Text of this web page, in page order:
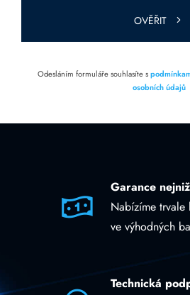
OVĚŘIT
Odesláním formuláře souhlasíte s
osobních údajů
Garance
Nabízíme trvale
ve výhodných
Technická